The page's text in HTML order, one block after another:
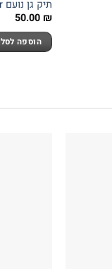
תיק גן נועם Soccer – מבית Kal Gav
50.00 ₪
הוספה לסל